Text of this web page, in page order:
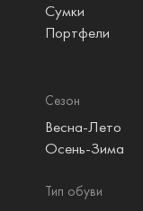
Сумки
Портфели
Сезон
Весна-Лето
Осень-Зима
Тип обуви